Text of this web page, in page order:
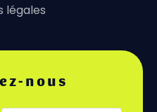
légales
nous